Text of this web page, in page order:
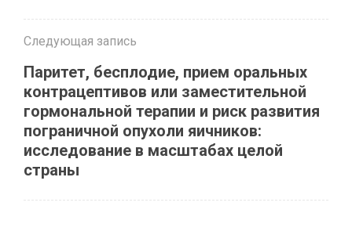
Следующая запись
Паритет, бесплодие, прием оральных
контрацептивов или заместительной
гормональной терапии и риск развития
пограничной опухоли яичников:
исследование в масштабах целой
страны